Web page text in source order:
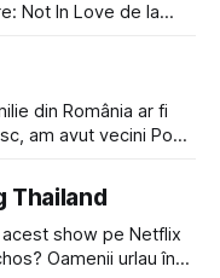
Not In Love de la
duo era cam
din România ar fi
am avut vecini Popa
de popă că ar
Thailand
show pe Netflix
Oamenii urlau în